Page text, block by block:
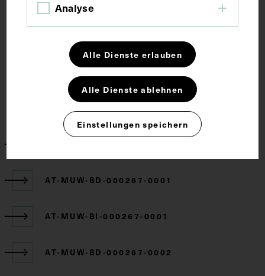
CC BY-NC-SA 4.0
Zugehörige Objekte
AT-MUW-BD-000267-0001
AT-MUW-BI-000267-0001
AT-MUW-BD-000267-0002
Analyse
Alle Dienste erlauben
Alle Dienste ablehnen
Einstellungen speichern